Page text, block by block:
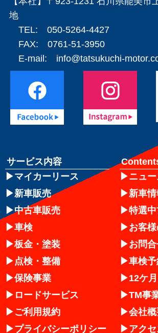
地
TEL: 050-5264-4427
FAX: 0761-51-3950
E-mail: info@tatsukuchi-
サービス内容
マイカーリース
新車販売
中古車販売
車検
板金・塗装
点検・整備
保険事業
ロードサービス
ご利用規約
プライバシーポリシー
ニュ
新車情
特選
お客
お問
車検
12ケ
TM事
会社
アクセ